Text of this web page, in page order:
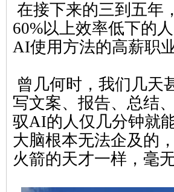
在接下来的三到五年
60%以上效率低下的
AI使用方法的高薪职
曾几何时，我们几天
写文案、报告、总结
驭AI的人仅几分钟就
大脑根本无法企及的
火箭的天才一样，毫